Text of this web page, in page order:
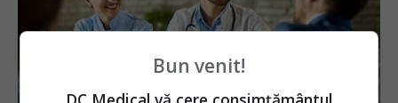
Bun venit!